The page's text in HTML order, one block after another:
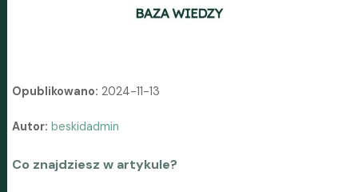
Opublikowano: 2024-11-13
Autor: beskidadmin
Co znajdziesz w artykule?